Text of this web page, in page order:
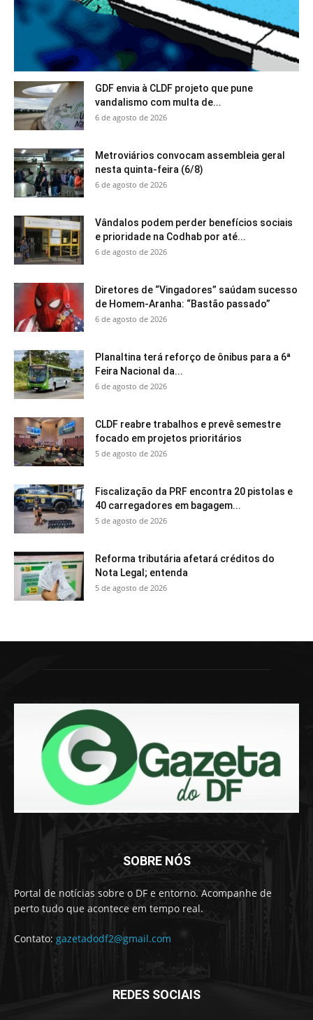
GDF envia à CLDF projeto que pune
vandalismo com multa de...
6 de agosto de 2026
Metroviários convocam assembleia geral
nesta quinta-feira (6/8)
6 de agosto de 2026
Vândalos podem perder benefícios sociais
e prioridade na Codhab por até...
6 de agosto de 2026
Diretores de “Vingadores” saúdam sucesso
de Homem-Aranha: “Bastão passado”
6 de agosto de 2026
Planaltina terá reforço de ônibus para a 6ª
Feira Nacional da...
6 de agosto de 2026
CLDF reabre trabalhos e prevê semestre
focado em projetos prioritários
5 de agosto de 2026
Fiscalização da PRF encontra 20 pistolas e
40 carregadores em bagagem...
5 de agosto de 2026
Reforma tributária afetará créditos do
Nota Legal; entenda
5 de agosto de 2026
SOBRE NÓS
Portal de notícias sobre o DF e entorno. Acompanhe de
perto tudo que acontece em tempo real.
Contato: gazetadodf2@gmail.com
REDES SOCIAIS